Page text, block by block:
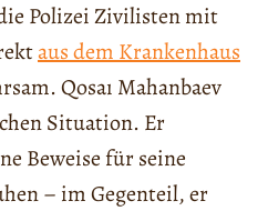
Polizei Zivilisten mit
aus dem Krankenhaus
Qosaı Mahanbaev
Situation. Er
Beweise für seine
– im Gegenteil, er